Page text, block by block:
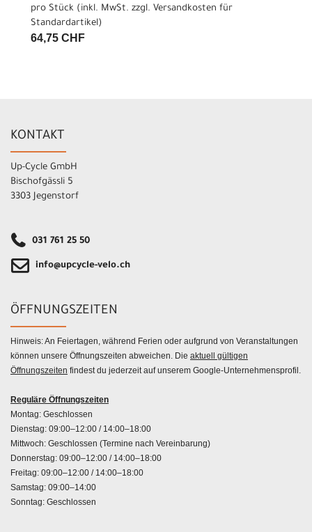
pro Stück (inkl. MwSt. zzgl. Versandkosten für
Standardartikel)
64,75 CHF
KONTAKT
Up-Cycle GmbH
Bischofgässli 5
3303 Jegenstorf
031 761 25 50
info@upcycle-velo.ch
ÖFFNUNGSZEITEN
Hinweis: An Feiertagen, während Ferien oder aufgrund von Veranstaltungen
können unsere Öffnungszeiten abweichen. Die aktuell gültigen
Öffnungszeiten findest du jederzeit auf unserem Google-Unternehmensprofil.
Reguläre Öffnungszeiten
Montag: Geschlossen
Dienstag: 09:00–12:00 / 14:00–18:00
Mittwoch: Geschlossen (Termine nach Vereinbarung)
Donnerstag: 09:00–12:00 / 14:00–18:00
Freitag: 09:00–12:00 / 14:00–18:00
Samstag: 09:00–14:00
Sonntag: Geschlossen